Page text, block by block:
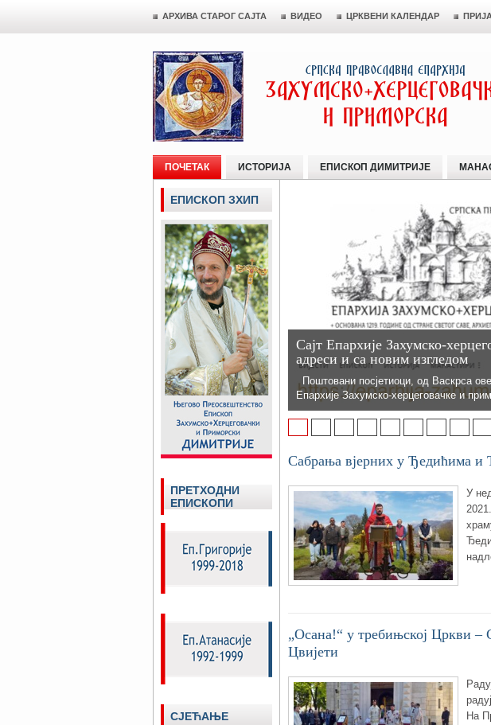
АРХИВА СТАРОГ САЈТА ВИДЕО ЦРКВЕНИ КАЛЕНДАР
ПОЧЕТАК ИСТОРИЈА ЕПИСКОП ДИМИТРИЈЕ
Сајт Епархије Захумско-
адреси и са новим изгледом
Поштовани посјетиоци, од Васкрса ове
Епархије Захумско-херцеговачке и
Сабрања вјерних у Ђедићима и
У
„Осана!“ у требињској Цркви –
Цвијети
На
ЕПИСКОП ЗХИП
ПРЕТХОДНИ
ЕПИСКОПИ
СЈЕЋАЊЕ